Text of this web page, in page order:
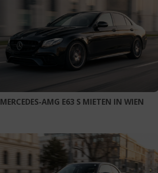
MERCEDES-AMG E63 S MIETEN IN WIEN